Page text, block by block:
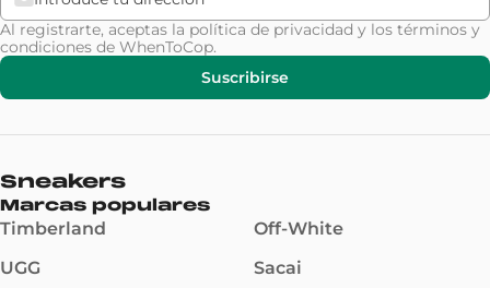
Al registrarte, aceptas la política de privacidad y los términos y
condiciones de WhenToCop.
Suscribirse
Sneakers
Marcas populares
Timberland
UGG
Off-White
Sacai